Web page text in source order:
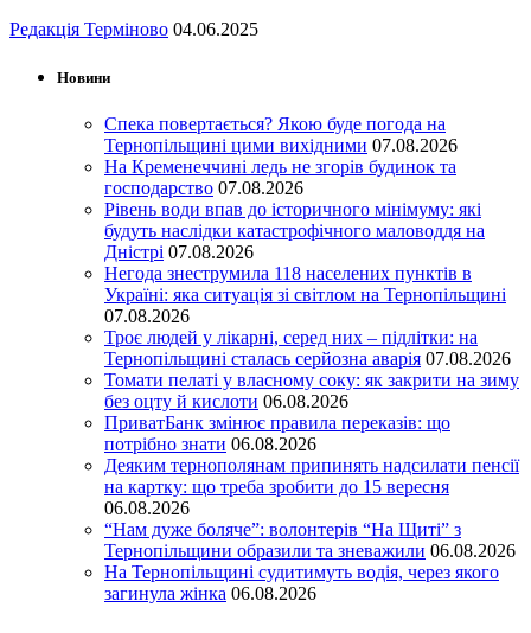
Редакція Терміново 04.06.2025
Новини
Спека повертається? Якою буде погода на
Тернопільщині цими вихідними 07.08.2026
На Кременеччині ледь не згорів будинок та
господарство 07.08.2026
Рівень води впав до історичного мінімуму: які
будуть наслідки катастрофічного маловоддя на
Дністрі 07.08.2026
Негода знеструмила 118 населених пунктів в
Україні: яка ситуація зі світлом на Тернопільщині
07.08.2026
Троє людей у лікарні, серед них – підлітки: на
Тернопільщині сталась серйозна аварія 07.08.2026
Томати пелаті у власному соку: як закрити на зиму
без оцту й кислоти 06.08.2026
ПриватБанк змінює правила переказів: що
потрібно знати 06.08.2026
Деяким тернополянам припинять надсилати пенсії
на картку: що треба зробити до 15 вересня
06.08.2026
“Нам дуже боляче”: волонтерів “На Щиті” з
Тернопільщини образили та зневажили 06.08.2026
На Тернопільщині судитимуть водія, через якого
загинула жінка 06.08.2026